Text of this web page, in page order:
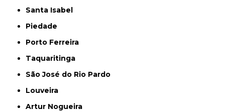
Santa Isabel
Piedade
Porto Ferreira
Taquaritinga
São José do Rio Pardo
Louveira
Artur Nogueira